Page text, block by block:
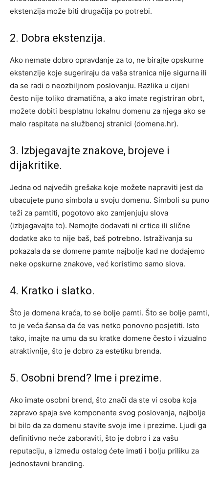
ekstenzija može biti drugačija po potrebi.
2. Dobra ekstenzija.
Ako nemate dobro opravdanje za to, ne birajte opskurne
ekstenzije koje sugeriraju da vaša stranica nije sigurna ili
da se radi o neozbiljnom poslovanju. Razlika u cijeni
često nije toliko dramatična, a ako imate registriran obrt,
možete dobiti besplatnu lokalnu domenu za njega ako se
malo raspitate na službenoj stranici (domene.hr).
3. Izbjegavajte znakove, brojeve i
dijakritike.
Jedna od najvećih grešaka koje možete napraviti jest da
ubacujete puno simbola u svoju domenu. Simboli su puno
teži za pamtiti, pogotovo ako zamjenjuju slova
(izbjegavajte to). Nemojte dodavati ni crtice ili slične
dodatke ako to nije baš, baš potrebno. Istraživanja su
pokazala da se domene pamte najbolje kad ne dodajemo
neke opskurne znakove, već koristimo samo slova.
4. Kratko i slatko.
Što je domena kraća, to se bolje pamti. Što se bolje pamti,
to je veća šansa da će vas netko ponovno posjetiti. Isto
tako, imajte na umu da su kratke domene često i vizualno
atraktivnije, što je dobro za estetiku brenda.
5. Osobni brend? Ime i prezime.
Ako imate osobni brend, što znači da ste vi osoba koja
zapravo spaja sve komponente svog poslovanja, najbolje
bi bilo da za domenu stavite svoje ime i prezime. Ljudi ga
definitivno neće zaboraviti, što je dobro i za vašu
reputaciju, a između ostalog ćete imati i bolju priliku za
jednostavni branding.